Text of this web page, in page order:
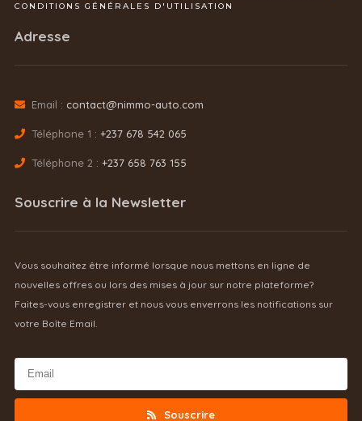
CONDITIONS GÉNÉRALES D'UTILISATION
Adresse
Email : contact@nimmo-auto.com
Téléphone 1 : +237 678 542 065
Téléphone 2 : +237 658 763 155
Souscrire à la Newsletter
Vous souhaitez être informé lorsque nous mettons en ligne de
nouvelles offres ou lors des mises à jour sur notre plateforme?
Faites-vous enregistrer et nous vous enverrons les notifications sur
votre Boîte Email.
Souscrire